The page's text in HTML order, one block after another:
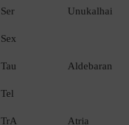
Ser Unukalhai
Sex
Tau Aldebaran
Tel
TrA Atria